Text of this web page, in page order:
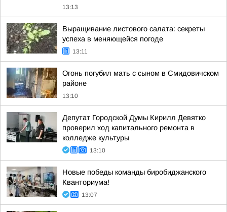
13:13
Выращивание листового салата: секреты
успеха в меняющейся погоде
13:11
Огонь погубил мать с сыном в Смидовичском
районе
13:10
Депутат Городской Думы Кирилл Девятко
проверил ход капитального ремонта в
колледже культуры
13:10
Новые победы команды биробиджанского
Кванториума!
13:07